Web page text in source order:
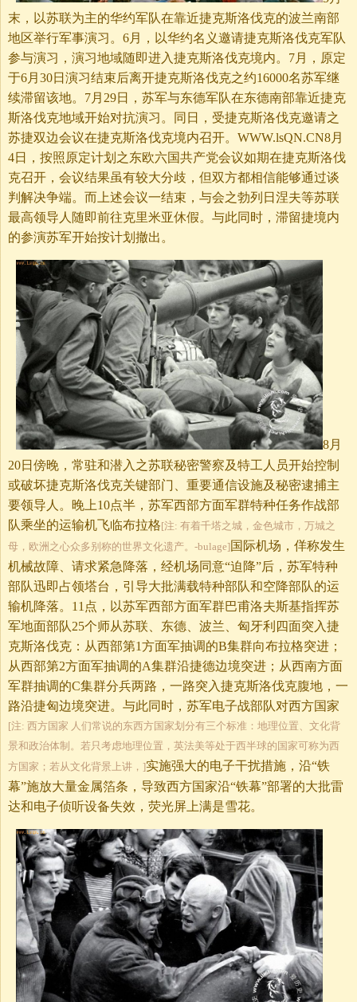
末，以苏联为主的华约军队在靠近捷克斯洛伐克的波兰南部
地区举行军事演习。6月，以华约名义邀请捷克斯洛伐克军队
参与演习，演习地域随即进入捷克斯洛伐克境内。7月，原定
于6月30日演习结束后离开捷克斯洛伐克之约16000名苏军继
续滞留该地。7月29日，苏军与东德军队在东德南部靠近捷克
斯洛伐克地域开始对抗演习。同日，受捷克斯洛伐克邀请之
苏捷双边会议在捷克斯洛伐克境内召开。WWW.lsQN.CN8月
4日，按照原定计划之东欧六国共产党会议如期在捷克斯洛伐
克召开，会议结果虽有较大分歧，但双方都相信能够通过谈
判解决争端。而上述会议一结束，与会之勃列日涅夫等苏联
最高领导人随即前往克里米亚休假。与此同时，滞留捷境内
的参演苏军开始按计划撤出。
8月
20日傍晚，常驻和潜入之苏联秘密警察及特工人员开始控制
或破坏捷克斯洛伐克关键部门、重要通信设施及秘密逮捕主
要领导人。晚上10点半，苏军西部方面军群特种任务作战部
队乘坐的运输机飞临布拉格[注: 有着千塔之城，金色城市，万城之
母，欧洲之心众多别称的世界文化遗产。-bulage]国际机场，佯称发生
机械故障、请求紧急降落，经机场同意“迫降”后，苏军特种
部队迅即占领塔台，引导大批满载特种部队和空降部队的运
输机降落。11点，以苏军西部方面军群巴甫洛夫斯基指挥苏
军地面部队25个师从苏联、东德、波兰、匈牙利四面突入捷
克斯洛伐克：从西部第1方面军抽调的B集群向布拉格突进；
从西部第2方面军抽调的A集群沿捷德边境突进；从西南方面
军群抽调的C集群分兵两路，一路突入捷克斯洛伐克腹地，一
路沿捷匈边境突进。与此同时，苏军电子战部队对西方国家
[注: 西方国家 人们常说的东西方国家划分有三个标准：地理位置、文化背
景和政治体制。若只考虑地理位置，英法美等处于西半球的国家可称为西
方国家；若从文化背景上讲，]实施强大的电子干扰措施，沿“铁
幕”施放大量金属箔条，导致西方国家沿“铁幕”部署的大批雷
达和电子侦听设备失效，荧光屏上满是雪花。